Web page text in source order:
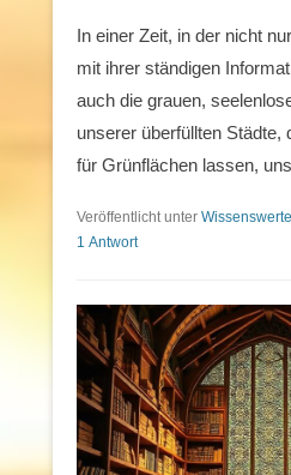
In einer Zeit, in der nicht
mit ihrer ständigen
auch die grauen,
unserer überfüllten Städte,
für Grünflächen lassen,
Veröffentlicht unter
1 Antwort